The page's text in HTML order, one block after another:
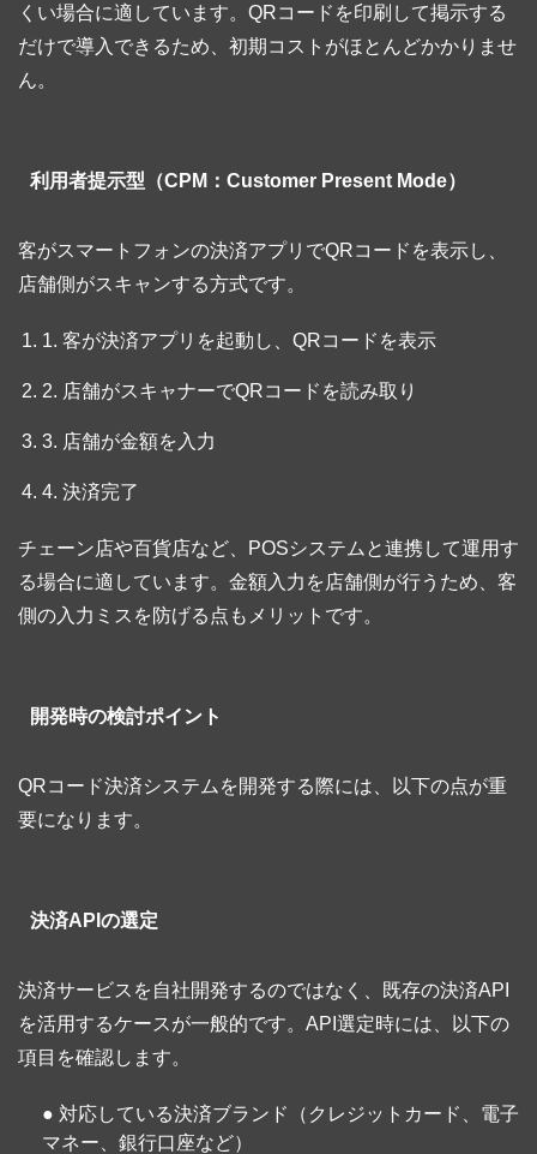
くい場合に適しています。QRコードを印刷して掲示する
だけで導入できるため、初期コストがほとんどかかりませ
ん。
利用者提示型（CPM：Customer Present Mode）
客がスマートフォンの決済アプリでQRコードを表示し、
店舗側がスキャンする方式です。
1. 客が決済アプリを起動し、QRコードを表示
2. 店舗がスキャナーでQRコードを読み取り
3. 店舗が金額を入力
4. 決済完了
チェーン店や百貨店など、POSシステムと連携して運用す
る場合に適しています。金額入力を店舗側が行うため、客
側の入力ミスを防げる点もメリットです。
開発時の検討ポイント
QRコード決済システムを開発する際には、以下の点が重
要になります。
決済APIの選定
決済サービスを自社開発するのではなく、既存の決済API
を活用するケースが一般的です。API選定時には、以下の
項目を確認します。
● 対応している決済ブランド（クレジットカード、電子
マネー、銀行口座など）